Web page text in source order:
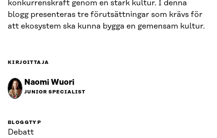
konkurrenskraft genom en stark kultur. I denna
blogg presenteras tre förutsättningar som krävs för
att ekosystem ska kunna bygga en gemensam kultur.
KIRJOITTAJA
Naomi Wuori
JUNIOR SPECIALIST
BLOGGTYP
Debatt